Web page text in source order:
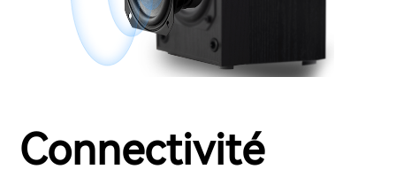
Connectivité